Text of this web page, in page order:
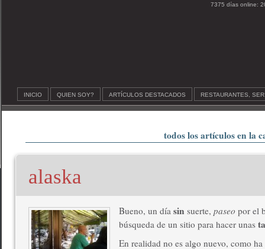
7375 días online:
INICIO QUIEN SOY? ARTÍCULOS DESTACADOS RESTAURANTES,
todos los artículos en la
alaska
Bueno, un día sin suerte, paseo por el
búsqueda de un sitio para hacer unas
En realidad no es algo nuevo, como ha